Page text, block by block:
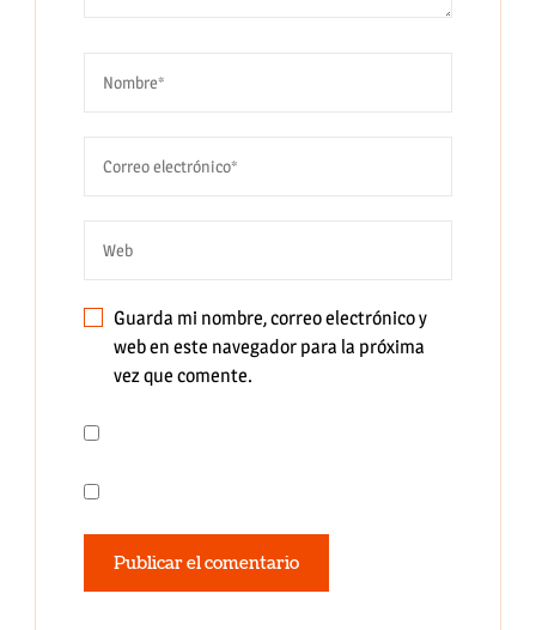
Guarda mi nombre, correo electrónico y
web en este navegador para la próxima
vez que comente.